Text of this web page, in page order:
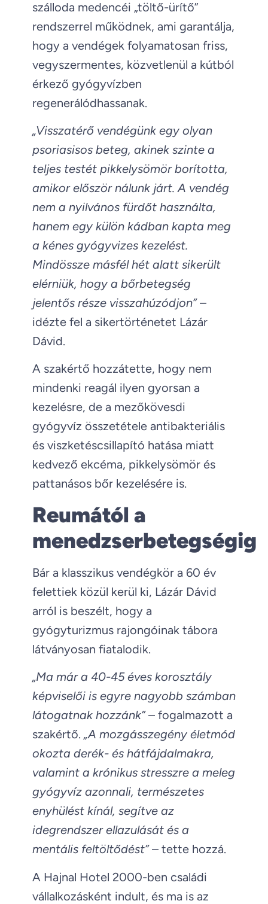
szálloda medencéi „töltő-ürítő”
rendszerrel működnek, ami garantálja,
hogy a vendégek folyamatosan friss,
vegyszermentes, közvetlenül a kútból
érkező gyógyvízben
regenerálódhassanak.
„Visszatérő vendégünk egy olyan
psoriasisos beteg, akinek szinte a
teljes testét pikkelysömör borította,
amikor először nálunk járt. A vendég
nem a nyilvános fürdőt használta,
hanem egy külön kádban kapta meg
a kénes gyógyvizes kezelést.
Mindössze másfél hét alatt sikerült
elérniük, hogy a bőrbetegség
jelentős része visszahúzódjon”–
idézte fel a sikertörténetet Lázár
Dávid.
A szakértő hozzátette, hogy nem
mindenki reagál ilyen gyorsan a
kezelésre, de a mezőkövesdi
gyógyvíz összetétele antibakteriális
és viszketéscsillapító hatása miatt
kedvező ekcéma, pikkelysömör és
pattanásos bőr kezelésére is.
Reumától a
menedzserbetegségig
Bár a klasszikus vendégkör a 60 év
felettiek közül kerül ki, Lázár Dávid
arról is beszélt, hogy a
gyógyturizmus rajongóinak tábora
látványosan fiatalodik.
„Ma már a 40-45 éves korosztály
képviselői is egyre nagyobb számban
látogatnak hozzánk”– fogalmazott a
szakértő. „A mozgásszegény életmód
okozta derék- és hátfájdalmakra,
valamint a krónikus stresszre a meleg
gyógyvíz azonnali, természetes
enyhülést kínál, segítve az
idegrendszer ellazulását és a
mentális feltöltődést”– tette hozzá.
A Hajnal Hotel 2000-ben családi
vállalkozásként indult, és ma is az